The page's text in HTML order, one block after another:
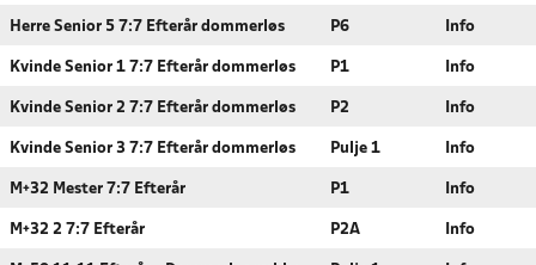
Herre Senior 5 7:7 Efterår dommerløs P6 Info
Kvinde Senior 1 7:7 Efterår dommerløs P1 Info
Kvinde Senior 2 7:7 Efterår dommerløs P2 Info
Kvinde Senior 3 7:7 Efterår dommerløs Pulje 1 Info
M+32 Mester 7:7 Efterår P1 Info
M+32 2 7:7 Efterår P2A Info